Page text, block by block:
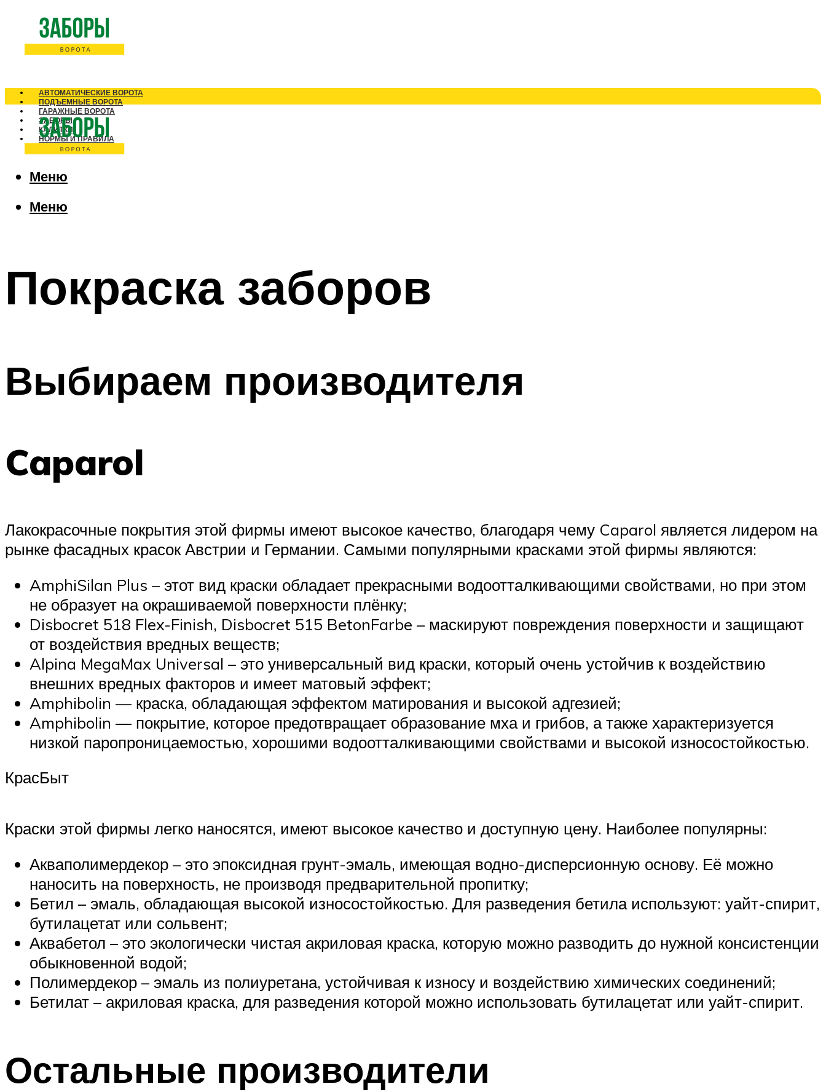
АВТОМАТИЧЕСКИЕ ВОРОТА
ПОДЪЕМНЫЕ ВОРОТА
ГАРАЖНЫЕ ВОРОТА
ЗАБОРЫ
КАЛИТКИ
НОРМЫ И ПРАВИЛА
Меню
Меню
Покраска заборов
Выбираем производителя
Caparol
Лакокрасочные покрытия этой фирмы имеют высокое качество, благодаря чему Caparol является лидером на
рынке фасадных красок Австрии и Германии. Самыми популярными красками этой фирмы являются:
AmphiSilan Plus – этот вид краски обладает прекрасными водоотталкивающими свойствами, но при этом
не образует на окрашиваемой поверхности плёнку;
Disbocret 518 Flex-Finish, Disbocret 515 BetonFarbe – маскируют повреждения поверхности и защищают
от воздействия вредных веществ;
Alpina MegaMax Universal – это универсальный вид краски, который очень устойчив к воздействию
внешних вредных факторов и имеет матовый эффект;
Amphibolin — краска, обладающая эффектом матирования и высокой адгезией;
Amphibolin — покрытие, которое предотвращает образование мха и грибов, а также характеризуется
низкой паропроницаемостью, хорошими водоотталкивающими свойствами и высокой износостойкостью.
КрасБыт
Краски этой фирмы легко наносятся, имеют высокое качество и доступную цену. Наиболее популярны:
Акваполимердекор – это эпоксидная грунт-эмаль, имеющая водно-дисперсионную основу. Её можно
наносить на поверхность, не производя предварительной пропитку;
Бетил – эмаль, обладающая высокой износостойкостью. Для разведения бетила используют: уайт-спирит,
бутилацетат или сольвент;
Аквабетол – это экологически чистая акриловая краска, которую можно разводить до нужной консистенции
обыкновенной водой;
Полимердекор – эмаль из полиуретана, устойчивая к износу и воздействию химических соединений;
Бетилат – акриловая краска, для разведения которой можно использовать бутилацетат или уайт-спирит.
Остальные производители